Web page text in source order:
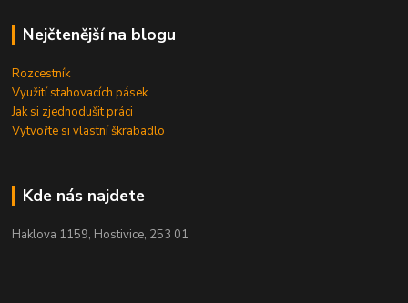
Nejčtenější na blogu
Rozcestník
Využití stahovacích pásek
Jak si zjednodušit práci
Vytvořte si vlastní škrabadlo
Kde nás najdete
Haklova 1159, Hostivice, 253 01